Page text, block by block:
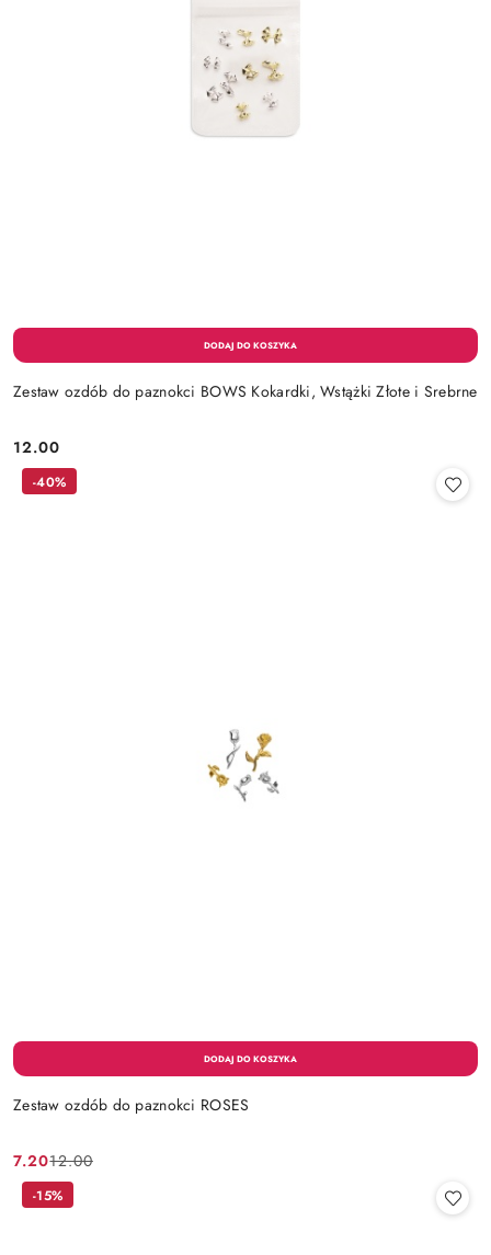
Zestaw ozdób do paznokci BOWS Kokardki, Wstążki Złote i Srebrne
Cena:
12.00
Zestaw ozdób do paznokci ROSES
Cena
promocyjna:
7.20
Cena
przed
12.00
-40%
-15%